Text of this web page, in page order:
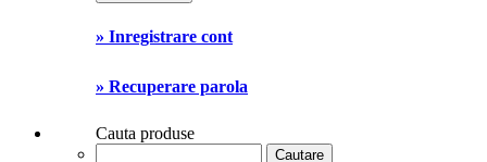
» Inregistrare cont
» Recuperare parola
Cauta produse